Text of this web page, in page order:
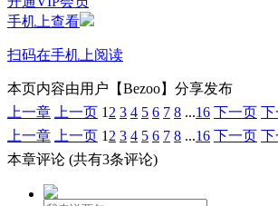
手机上查看
扫码在手机上阅读
本页内容由用户【Bezoo】分享发布
上一章
上一页 1 2 3 4 5 6 7 8 ...16 下一页 下
上一章
上一页 1 2 3 4 5 6 7 8 ...16 下一页 下
本章评论 (共有3条评论)